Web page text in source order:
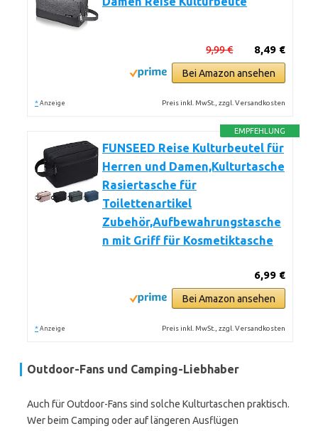
8,49 €
9,99 €
Bei Amazon ansehen
* Anzeige Preis inkl. MwSt., zzgl. Versandkosten
EMPFEHLUNG
FUNSEED Reise Kulturbeutel für
Herren und Damen,Kulturtasche
Rasiertasche für
Toilettenartikel
Zubehör,Aufbewahrungstasche
n mit Griff für Kosmetiktasche
6,99 €
Bei Amazon ansehen
* Anzeige Preis inkl. MwSt., zzgl. Versandkosten
Outdoor-Fans und Camping-Liebhaber
Auch für Outdoor-Fans sind solche Kulturtaschen praktisch.
Wer beim Camping oder auf längeren Ausflügen